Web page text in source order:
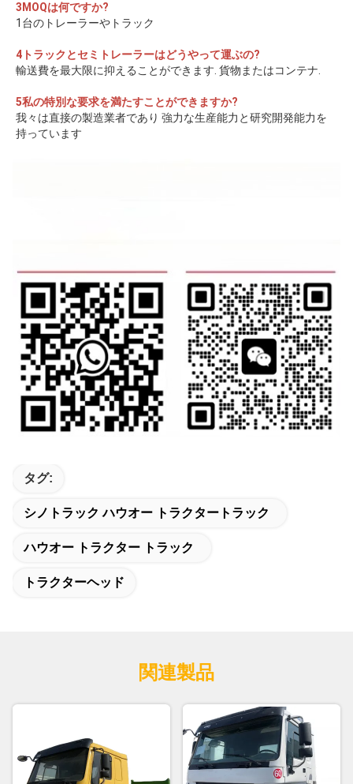
3MOQは何ですか?
1台のトレーラーやトラック
4トラックとセミトレーラーはどうやって運ぶの?
輸送費を最大限に抑えることができます. 貨物またはコンテナ.
5私の特別な要求を満たすことができますか?
我々は直接の製造業者であり 強力な生産能力と研究開発能力を
持っています
タグ:
シノトラック ハウオー トラクタートラック
ハウオー トラクター トラック
トラクターヘッド
関連製品